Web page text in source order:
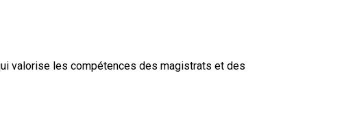
valorise les compétences des magistrats et des